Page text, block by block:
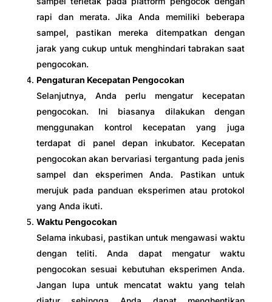
rapi dan merata. Jika Anda memiliki beberapa
sampel, pastikan mereka ditempatkan dengan
jarak yang cukup untuk menghindari tabrakan saat
pengocokan.
Pengaturan Kecepatan Pengocokan
Selanjutnya, Anda perlu mengatur kecepatan
pengocokan. Ini biasanya dilakukan dengan
menggunakan kontrol kecepatan yang juga
terdapat di panel depan inkubator. Kecepatan
pengocokan akan bervariasi tergantung pada jenis
sampel dan eksperimen Anda. Pastikan untuk
merujuk pada panduan eksperimen atau protokol
yang Anda ikuti.
Waktu Pengocokan
Selama inkubasi, pastikan untuk mengawasi waktu
dengan teliti. Anda dapat mengatur waktu
pengocokan sesuai kebutuhan eksperimen Anda.
Jangan lupa untuk mencatat waktu yang telah